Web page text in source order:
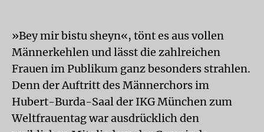
»Bey mir bistu sheyn«, tönt es aus vollen
Männerkehlen und lässt die zahlreichen
Frauen im Publikum ganz besonders strahlen.
Denn der Auftritt des Männerchors im
Hubert-Burda-Saal der IKG München zum
Weltfrauentag war ausdrücklich den